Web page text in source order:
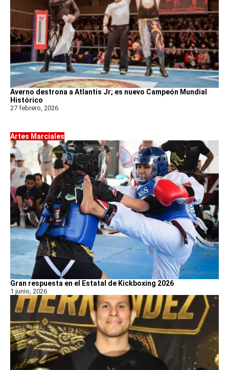
Averno destrona a Atlantis Jr; es nuevo Campeón Mundial
Histórico
27 febrero, 2026
Artes Marciales
Gran respuesta en el Estatal de Kickboxing 2026
1 junio, 2026